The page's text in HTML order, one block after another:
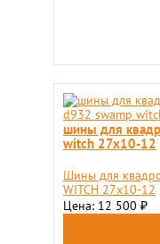
шины для
witch 27x10-12
Шины для
WITCH 27x10-12
Цена: 12 500 ₽